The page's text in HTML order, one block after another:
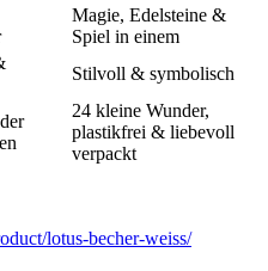
Magie, Edelsteine &
Spiel in einem
Stilvoll & symbolisch
24 kleine Wunder,
plastikfrei & liebevoll
verpackt
lotus-becher-weiss/